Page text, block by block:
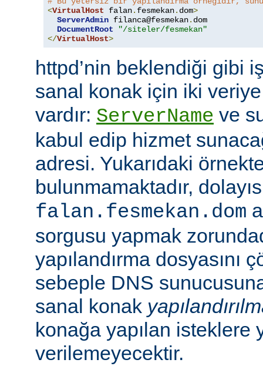
<VirtualHost falan. fesmekan. dom>
ServerAdmin filanca@fesmekan. dom
DocumentRoot
"/siteler/fesmekan"
</VirtualHost>
httpd’nin beklendiği gibi
sanal konak için iki
vardır: ServerName ve
kabul edip hizmet
adresi. Yukarıdaki
bulunmamaktadır,
falan.fesmekan.dom
sorgusu yapmak
yapılandırma dosyasını
sebeple DNS
sanal konak
konağa yapılan isteklere
verilemeyecektir.